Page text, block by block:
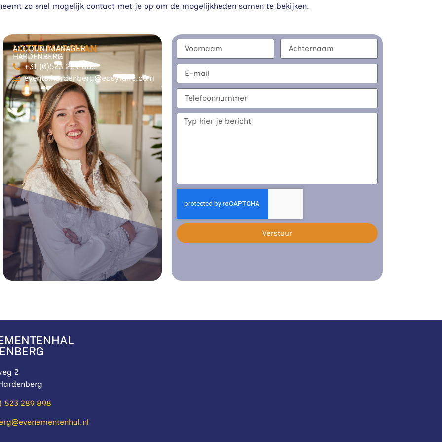
zo snel mogelijk contact met je op om de mogelijkheden samen te bekijken.
LOTTE MARSMAN
ACCOUNTMANAGER
HARDENBERG
+31 (0)523 289 866
events.hardenberg@easyfairs.com
Verstuur
2
523 289 898